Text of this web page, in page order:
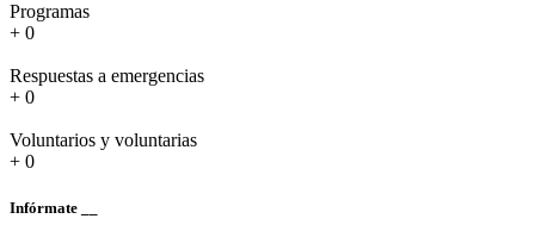
Programas
+ 0
Respuestas a emergencias
+ 0
Voluntarios y voluntarias
+ 0
Infórmate __